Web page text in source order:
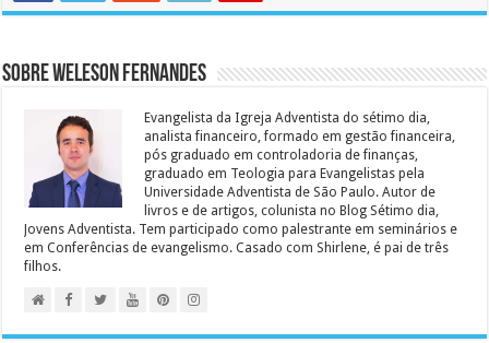
Sobre Weleson Fernandes
Evangelista da Igreja Adventista do sétimo dia,
analista financeiro, formado em gestão financeira,
pós graduado em controladoria de finanças,
graduado em Teologia para Evangelistas pela
Universidade Adventista de São Paulo. Autor de
livros e de artigos, colunista no Blog Sétimo dia,
Jovens Adventista. Tem participado como palestrante em seminários e
em Conferências de evangelismo. Casado com Shirlene, é pai de três
filhos.